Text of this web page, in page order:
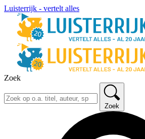
Luisterrijk - vertelt alles
Zoek
Zoek